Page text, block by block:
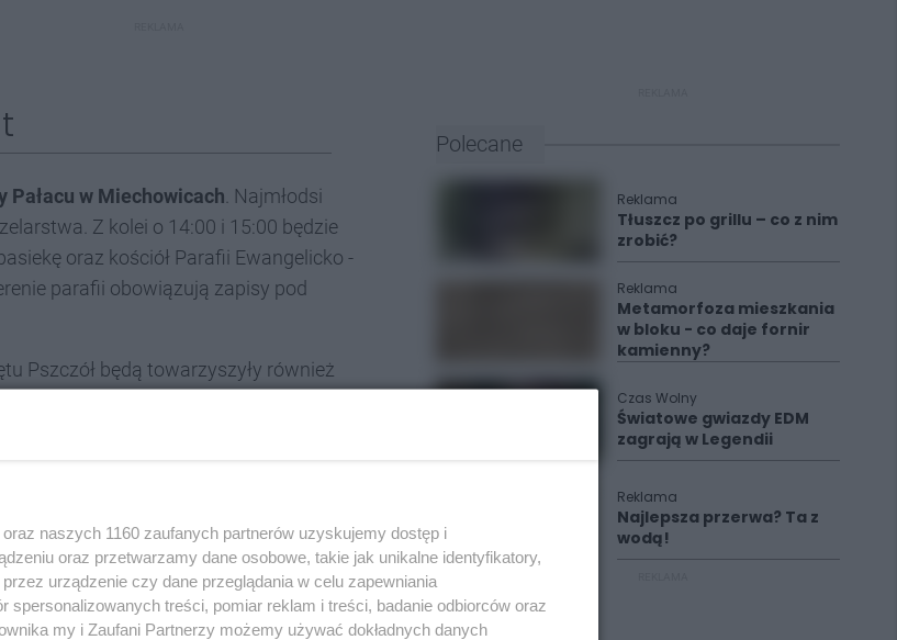
Pałacu w Miechowicach . Najmłodsi
Z kolei o 14:00 i 15:00 będzie
oraz kościół Parafii Ewangelicko -
parafii obowiązują zapisy pod
Pszczół będą towarzyszyły również
Straży Pożarnej z Górnik, stoiska
czy spacer przyrodniczy, który
Polecane
Reklama
Tłuszcz po grillu – co z nim
zrobić?
Reklama
Metamorfoza mieszkania
w bloku - co daje fornir
kamienny?
Czas Wolny
Światowe gwiazdy EDM
zagrają w Legendii
Reklama
Najlepsza przerwa? Ta z
wodą!
naszych 1160 zaufanych partnerów uzyskujemy dostęp i
oraz przetwarzamy dane osobowe, takie jak unikalne identyfikatory,
urządzenie czy dane przeglądania w celu zapewniania
spersonalizowanych treści, pomiar reklam i treści, badanie odbiorców oraz
my i Zaufani Partnerzy możemy używać dokładnych danych